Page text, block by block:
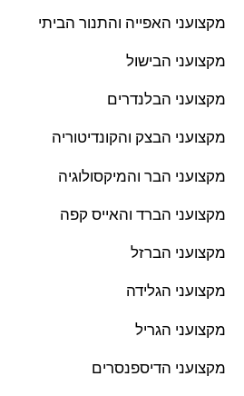
מקצועני האפייה והתנור הביתי
מקצועני הבישול
מקצועני הבלנדרים
מקצועני הבצק והקונדיטוריה
מקצועני הבר והמיקסולוגיה
מקצועני הברד והאייס קפה
מקצועני הברזל
מקצועני הגלידה
מקצועני הגריל
מקצועני הדיספנסרים